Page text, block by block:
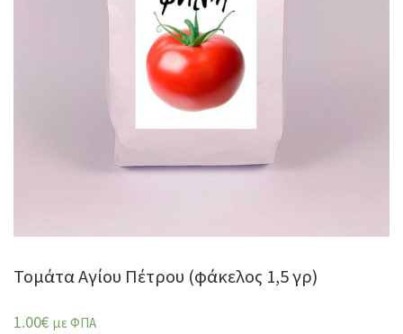
Τομάτα Αγίου Πέτρου (φάκελος 1,5 γρ)
1.00€ με ΦΠΑ